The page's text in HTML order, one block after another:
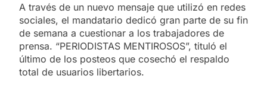
A través de un nuevo mensaje que utilizó en redes
sociales, el mandatario dedicó gran parte de su fin
de semana a cuestionar a los trabajadores de
prensa. “PERIODISTAS MENTIROSOS”, tituló el
último de los posteos que cosechó el respaldo
total de usuarios libertarios.